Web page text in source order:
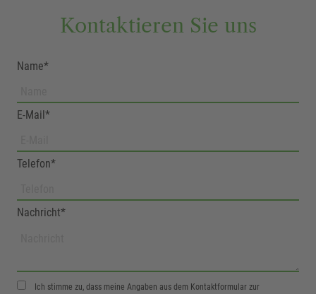
Kontaktieren Sie uns
Name*
E-Mail*
Telefon*
Nachricht*
Ich stimme zu, dass meine Angaben aus dem Kontaktformular zur